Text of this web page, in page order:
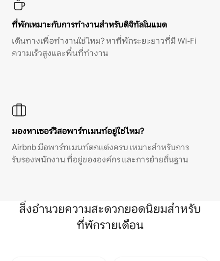
ที่พักเหมาะกับการทำงานสำหรับดิจิทัลโนแมด
เดินทางเพื่อทำงานใช่ไหม? หาที่พักระยะยาวที่มี Wi-Fi
ความเร็วสูงและพื้นที่ทำงาน
มองหาเซอร์วิสอพาร์ทเมนท์อยู่ใช่ไหม?
Airbnb มีอพาร์ทเมนท์ตกแต่งครบ เหมาะสำหรับการ
รับรองพนักงาน ที่อยู่ขององค์กร และการย้ายถิ่นฐาน
สิ่งอำนวยความสะดวกยอดนิยมสำหรับ
ที่พักรายเดือน